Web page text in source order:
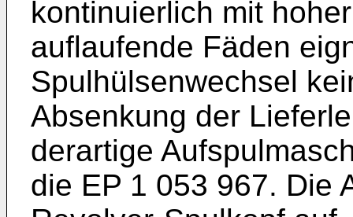
kontinuierlich mit
auflaufende Fäden
Spulhülsenwechsel
Absenkung der
derartige
die EP 1 053 967. Die